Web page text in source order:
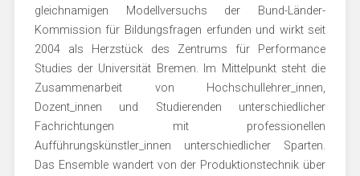
gleichnamigen Modellversuchs der Bund-Länder-
Kommission für Bildungsfragen erfunden und wirkt seit
2004 als Herzstück des Zentrums für Performance
Studies der Universität Bremen. Im Mittelpunkt steht die
Zusammenarbeit von Hochschullehrer_innen,
Dozent_innen und Studierenden unterschiedlicher
Fachrichtungen mit professionellen
Aufführungskünstler_innen unterschiedlicher Sparten.
Das Ensemble wandert von der Produktionstechnik über